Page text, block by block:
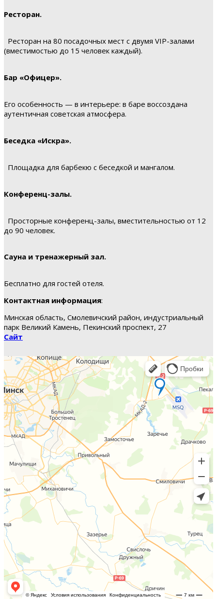
Ресторан.
Ресторан на 80 посадочных мест с двумя VIP-залами
(вместимостью до 15 человек каждый).
Бар «Офицер».
Его особенность — в интерьере: в баре воссоздана
аутентичная советская атмосфера.
Беседка «Искра».
Площадка для барбекю с беседкой и мангалом.
Конференц-залы.
Просторные конференц-залы, вместительностью от 12
до 90 человек.
Сауна и тренажерный зал.
Бесплатно для гостей отеля.
Контактная информация:
Минская область, Смолевичский район, индустриальный
парк Великий Камень, Пекинский проспект, 27
Сайт